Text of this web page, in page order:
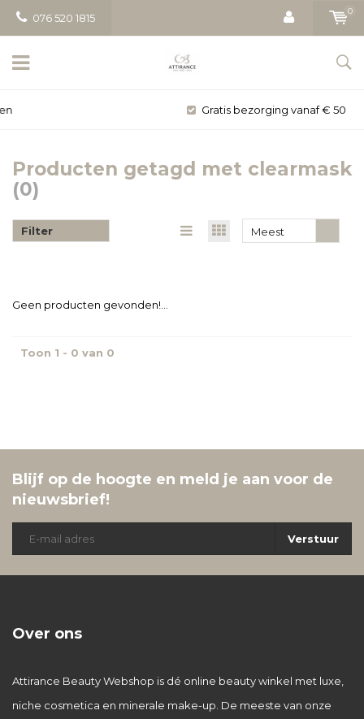
076 520 1815
0
Gratis bezorging vanaf € 50
Producten getagd met clearmask
(0)
Filter
Meest
Geen producten gevonden!...
Toon 1 - 0 van 0
Blijf op de hoogte en meld je aan voor de
nieuwsbrief!
Verstuur
Over ons
Attirance Beauty Webshop is dé online beauty winkel met luxe,
niche cosmetica en minerale make-up. De meeste van onze